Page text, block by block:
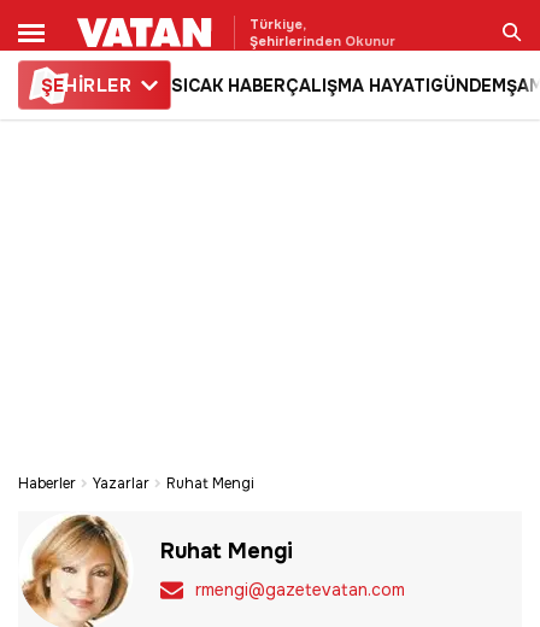
Türkiye,
Şehirlerinden Okunur
ŞEHİRLER SICAK HABERÇALIŞMA HAYATIGÜNDEM
Haberler Yazarlar Ruhat Mengi
Ruhat Mengi
rmengi@gazetevatan.com